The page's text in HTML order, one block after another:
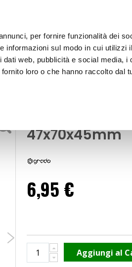
per fornire funzionalità dei
informazioni sul modo in cui utilizzi
web, pubblicità e social media, i
loro o che hanno raccolto dal
47x70x45mm
6,95 €
Aggiungi al